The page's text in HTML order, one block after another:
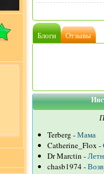
Блоги
Отзывы
Terberg -Мама
Catherine_Flox -
Dr Marctin -
chasb1974 -